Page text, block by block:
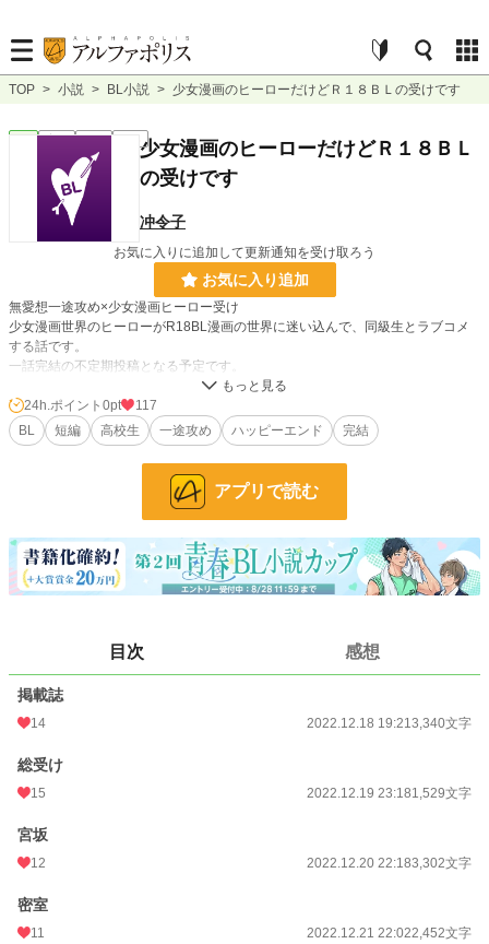
TOP > 小説 > BL小説 > 少女漫画のヒーローだけどＲ１８ＢＬの受けです
完結 短編
少女漫画のヒーローだけどＲ１８ＢＬ
の受けです
冲令子
お気に入りに追加して更新通知を受け取ろう
お気に入り追加
無愛想一途攻め×少女漫画ヒーロー受け
少女漫画世界のヒーローがR18BL漫画の世界に迷い込んで、同級生とラブコメ
する話です。
一話完結の不定期投稿となる予定です。
小説 228,925 位 / 228,925 件
文字数 17,080
2022.12.18 19:21
週間ポイント
月間ポイント
年間ポイント
累計ポイント
24h.ポイント 0pt
117
BL
短編 高校生 一途攻め ハッピーエンド 完結
アプリで読む
目次 感想
掲載誌
14 2022.12.18 19:213,340文字
総受け
15 2022.12.19 23:181,529文字
宮坂
12 2022.12.20 22:183,302文字
密室
11 2022.12.21 22:022,452文字